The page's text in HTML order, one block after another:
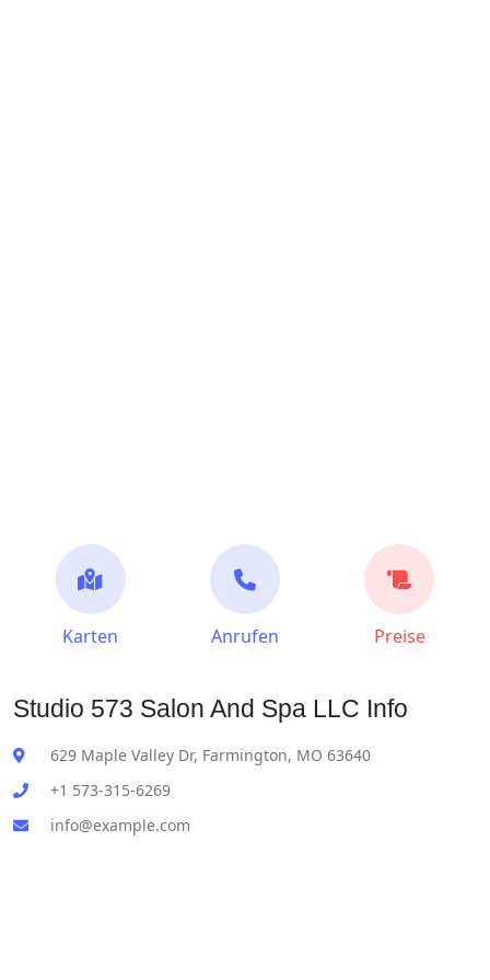
Karten Anrufen Preise
Studio 573 Salon And Spa LLC Info
629 Maple Valley Dr, Farmington, MO 63640
+1 573-315-6269
info@example.com